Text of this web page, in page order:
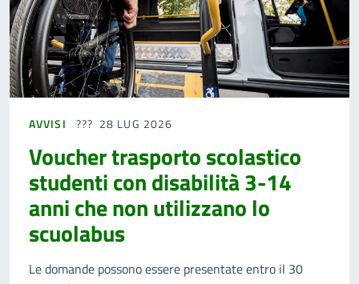
AVVISI 28 LUG 2026
Voucher trasporto scolastico
studenti con disabilità 3-14
anni che non utilizzano lo
scuolabus
Le domande possono essere presentate entro il 30